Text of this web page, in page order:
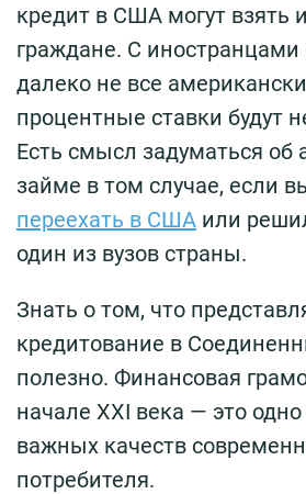
кредит в США могут взять
граждане. С иностранцами
далеко не все
процентные ставки будут
Есть смысл задуматься об
займе в том случае, если
переехать в США или
один из вузов страны.
Знать о том, что
кредитование в
полезно. Финансовая
начале XXI века — это
важных качеств
потребителя.